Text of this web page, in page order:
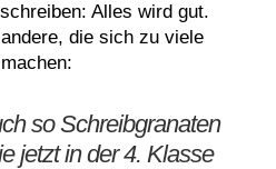
Alles wird gut.
die sich zu viele
so Schreibgranaten
jetzt in der 4. Klasse